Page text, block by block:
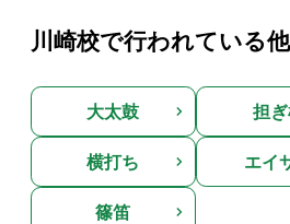
川崎校で行われている
大太鼓
担
横打ち
エイ
篠笛